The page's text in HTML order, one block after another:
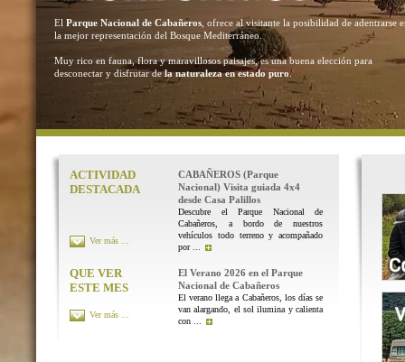
El Parque Nacional de Cabañeros , ofrece al visitante la posibilidad de adentrarse
la mejor representación del Bosque Mediterráneo.
Muy rico en fauna, flora y maravillosos paisajes, es una buena elección para
desconectar y disfrutar dela naturaleza en estado puro .
ACTIVIDAD
DESTACADA
CABAÑEROS (Parque
Nacional) Visita guiada 4x4
desde Casa Palillos
Descubre el Parque Nacional de
Cabañeros, a bordo de nuestros
vehículos todo terreno y acompañado
por ...
Ver más ...
QUE VER
ESTE MES
El Verano 2026 en el Parque
Nacional de Cabañeros
El verano llega a Cabañeros, los días se
van alargando, el sol ilumina y calienta
con ...
Ver más ...